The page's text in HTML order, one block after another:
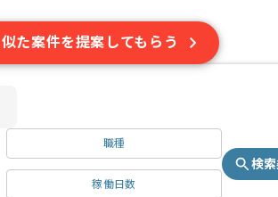
似た案件を提案してもらう
職種
稼働日数
検